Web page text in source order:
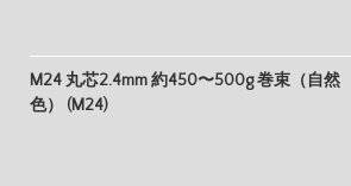
M24 丸芯2.4mm 約450〜500g 巻束（自然
色） (M24)